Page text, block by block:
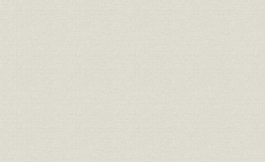
生産の再編
本支店・販売機構の再建
岩垂亨社長の渡米
7. 戦中・戦後の業績の推移
戦時中の業績の変動
戦後復興期の動向
資産・負債および株主